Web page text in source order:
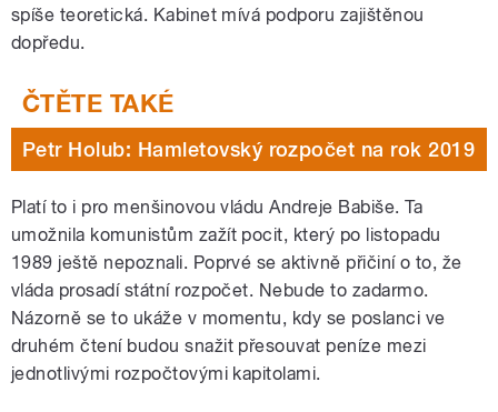
spíše teoretická. Kabinet mívá podporu zajištěnou
dopředu.
Petr Holub: Hamletovský rozpočet na rok 2019
Platí to i pro menšinovou vládu Andreje Babiše. Ta
umožnila komunistům zažít pocit, který po listopadu
1989 ještě nepoznali. Poprvé se aktivně přičiní o to, že
vláda prosadí státní rozpočet. Nebude to zadarmo.
Názorně se to ukáže v momentu, kdy se poslanci ve
druhém čtení budou snažit přesouvat peníze mezi
jednotlivými rozpočtovými kapitolami.